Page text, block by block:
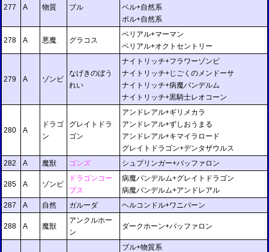
277 A 物質 ブル
ベル+自然系
ボル+自然系
278 A 悪魔 グラコス
ベリアル+マーマン
ベリアル+オクトセントリー
279 A ゾンビ
なげきのぼう
れい
ナイトリッチ+フラワーゾンビ
ナイトリッチ+じごくのメンドーサ
ナイトリッチ+病魔パンデルム
ナイトリッチ+黒騎士レオコーン
280 A
ドラゴ
ン
グレイトドラ
ゴン
アンドレアル+ギリメカラ
アンドレアル+ずしおうまる
アンドレアル+キマイラロード
グレイトドラゴン+デンタザウルス
282
A 魔獣 ゴンズ シュプリンガー+バッファロン
285 A ゾンビ
ドラゴンコー
プス
病魔パンデルム+グレイトドラゴン
病魔パンデルム+アンドレアル
287
A 自然 ガルーダ ヘルコンドル+ワニバーン
288 A 魔獣
アンクルホー
ン
ダークホーン+バッファロン
ブル+物質系